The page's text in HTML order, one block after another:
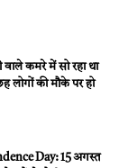
कमरे में सो रहा था
लोगों की मौके पर हो
Day: 15 अगस्त